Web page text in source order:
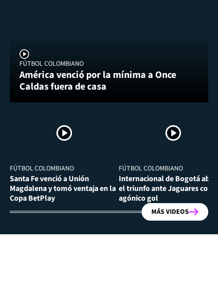
FÚTBOL COLOMBIANO
América venció por la mínima a Once
Caldas fuera de casa
FÚTBOL COLOMBIANO
Santa Fe venció a Unión
Magdalena y tomó ventaja en la
Copa BetPlay
FÚTBOL COLOMBIANO
Internacional de Bogotá
el triunfo ante Jaguares con
agónico gol
MÁS VIDEOS